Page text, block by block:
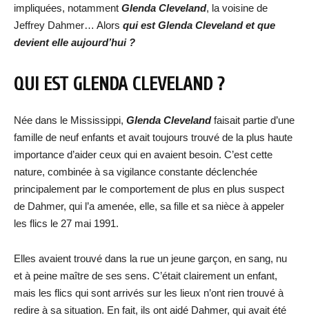
impliquées, notamment Glenda Cleveland, la voisine de
Jeffrey Dahmer… Alors qui est Glenda Cleveland et que
devient elle aujourd’hui ?
QUI EST GLENDA CLEVELAND ?
Née dans le Mississippi, Glenda Clevelandfaisait partie d’une
famille de neuf enfants et avait toujours trouvé de la plus haute
importance d’aider ceux qui en avaient besoin. C’est cette
nature, combinée à sa vigilance constante déclenchée
principalement par le comportement de plus en plus suspect
de Dahmer, qui l’a amenée, elle, sa fille et sa nièce à appeler
les flics le 27 mai 1991.
Elles avaient trouvé dans la rue un jeune garçon, en sang, nu
et à peine maître de ses sens. C’était clairement un enfant,
mais les flics qui sont arrivés sur les lieux n’ont rien trouvé à
redire à sa situation. En fait, ils ont aidé Dahmer, qui avait été